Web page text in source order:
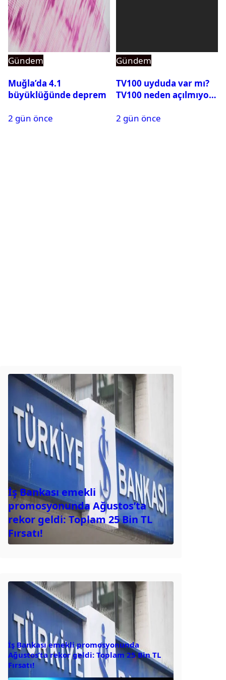
Gündem
Muğla’da 4.1
büyüklüğünde deprem
2 gün önce
Gündem
TV100 uyduda var mı?
TV100 neden açılmıyor?
2 gün önce
İş Bankası emekli
promosyonunda Ağustos’ta
rekor geldi: Toplam 25 Bin TL
Fırsatı!
İş Bankası emekli promosyonunda
Ağustos’ta rekor geldi: Toplam 25 Bin TL
Fırsatı!